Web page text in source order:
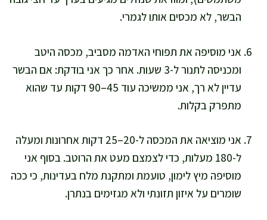
הבשר, לא מכסים אותו לגמרי.
אני מוסיפה את תפוחי האדמה מסביב, מכסה היטב
ומכניסה לתנור ל-3 שעות. אחר כך אני בודקת: אם הבשר
עדיין לא רך, אני ממשיכה עוד 45–90 דקות עד שהוא
מתפרק בקלות.
אני מוציאה את המכסה ל-20–25 דקות אחרונות ומעלה
ל-180 מעלות, כדי לצמצם מעט את הרוטב. בסוף אני
מוסיפה מיץ לימון, טועמת ומתקנת מלח בעדינות, כי ככה
שומרים על איזון תזונתי ולא מגזימים בנתרן.